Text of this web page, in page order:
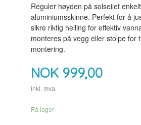
Reguler høyden på solseilet
aluminiums­skinne. Perfekt for å
sikre riktig helling for effektiv
monteres på vegg eller stolpe for
montering.
NOK 999,00
inkl. mva.
På lager